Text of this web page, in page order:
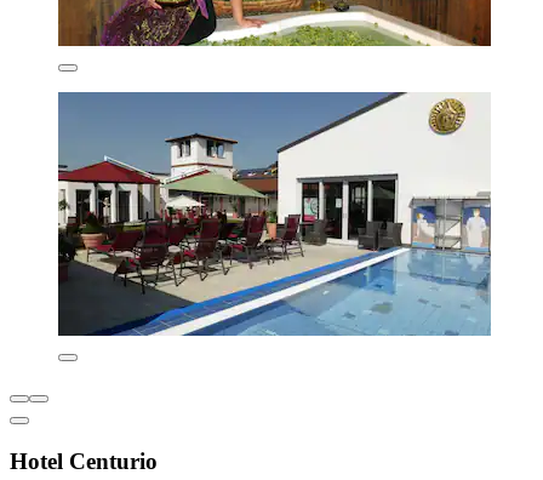
Hotel Centurio